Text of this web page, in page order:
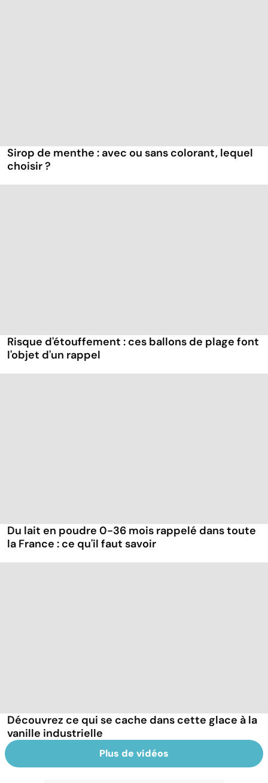
Sirop de menthe : avec ou sans colorant, lequel
choisir ?
Risque d'étouffement : ces ballons de plage font
l'objet d'un rappel
Du lait en poudre 0-36 mois rappelé dans toute
la France : ce qu'il faut savoir
Découvrez ce qui se cache dans cette glace à la
vanille industrielle
Plus de vidéos